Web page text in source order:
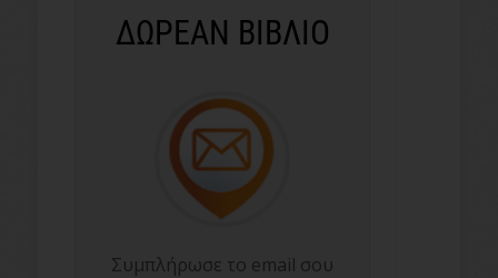
ΔΩΡΕΑΝ ΒΙΒΛΙΟ
Συμπλήρωσε το email σου